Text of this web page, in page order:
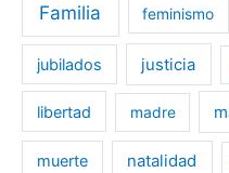
Familia feminismo
jubilados justicia
libertad madre
muerte natalidad